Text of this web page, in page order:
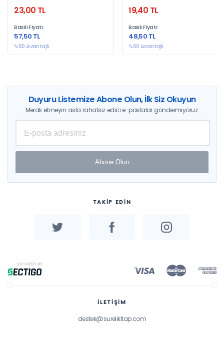
23,00 TL
Basılı Fiyatı:
57,50 TL
%60 Avantajlı
19,40 TL
Basılı Fiyatı:
48,50 TL
%60 Avantajlı
Duyuru Listemize Abone Olun, İlk Siz Okuyun
Merak etmeyin asla rahatsız edici e-postalar göndermiyoruz.
Abone Olun
TAKİP EDİN
İLETİŞİM
destek@surelikitap.com